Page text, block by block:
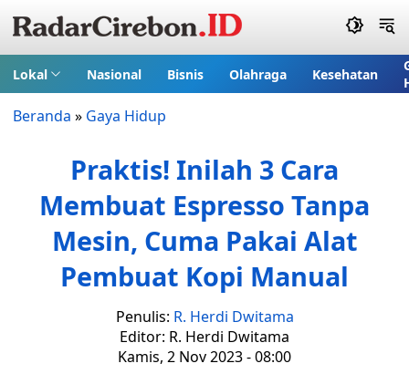
Lokal Nasional Bisnis Olahraga Kesehatan
Beranda » Gaya Hidup
Praktis! Inilah 3 Cara
Membuat Espresso Tanpa
Mesin, Cuma Pakai Alat
Pembuat Kopi Manual
Penulis: R. Herdi Dwitama
Editor: R. Herdi Dwitama
Kamis, 2 Nov 2023 - 08:00